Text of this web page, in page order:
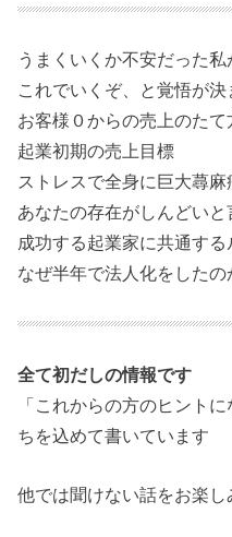
うまくいくか不安だった
これでいくぞ、と覚悟が決
お客様０からの売上のたて
起業初期の売上目標
ストレスで全身に巨大蕁
あなたの存在がしんどいと
成功する起業家に共通する
なぜ半年で法人化をしたの
全て初だしの情報です
「これからの方のヒント
ちを込めて書いています
他では聞けない話をお楽し